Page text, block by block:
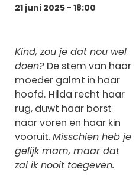
21 juni 2025 - 18:00
Kind, zou je dat nou wel
doen? De stem van haar
moeder galmt in haar
hoofd. Hilda recht haar
rug, duwt haar borst
naar voren en haar kin
vooruit.Misschien heb je
gelijk mam, maar dat
zal ik nooit toegeven.